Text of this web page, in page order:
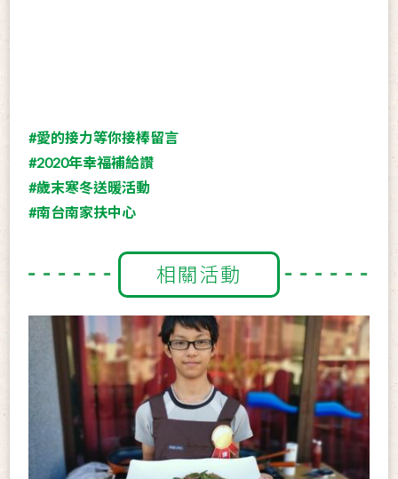
#愛的接力等你接棒留言
#2020年幸福補給讚
#歲末寒冬送暖活動
#南台南家扶中心
相關活動